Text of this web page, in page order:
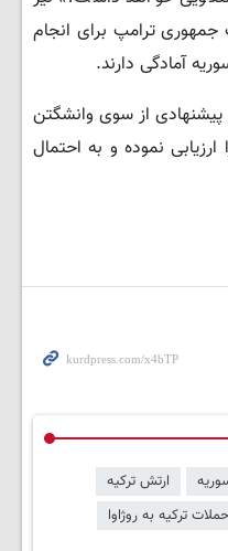
ترامپ برای انجام
آمادگی دارند.
پیشنهادی از سوی وانشگتن
نموده و به احتمال
ارتش ترکیه
حملات ترکیه به روژاوا